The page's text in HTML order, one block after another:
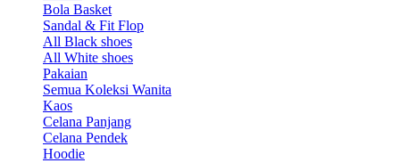
Bola Basket
Sandal & Fit Flop
All Black shoes
All White shoes
Pakaian
Semua Koleksi Wanita
Kaos
Celana Panjang
Celana Pendek
Hoodie